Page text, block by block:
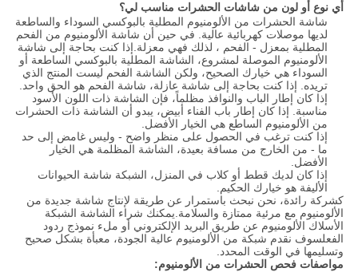
أي نوع أو لون من شاشات الحشرات مناسب لي؟
شاشة الحشرات من الألومنيوم المطلية بالبوكسي السوداء والساطعة
لديها موصلات كهربائية عالية. في حين أن شاشة الألومنيوم من الفحم
المطلية بمعزل - الفحم ، لذلك فهي معزلة.إذا كنت بحاجة إلى شاشة
الألومنيوم الموصلة لمشروع، الشاشة المطلية بالبوكسي الساطعة أو
السوداء هي خيارك الصحيح، ولكن الشاشة الفحم ليست المنتج الذي
تريده. إذا كنت بحاجة إلى شاشة عازلة، شاشة الفحم هو الحق واحد.
إذا كان إطار الباب والنوافذ مظلماً، فإن الشاشة ذات اللون الأسود
مناسبة. إذا كان إطار باب الفناء أبيض، يبدو أن الشاشة ذات الحشرات
من الألومنيوم الساطع هي الخيار الأفضل.
إذا كنت ترغب في الحصول على منظر واضح - وليس غامض إلى حد
ما - من الخارج من مسافة بعيدة، الشاشة المظلمة هي الخيار
الأفضل.
إذا كان لديك قطط أو كلاب في المنزل، الشبكة شاشة الحيوانات
الأليفة هو خيارك الحكيم.
كشركة رائدة، نحن نبحث باستمرار عن طريقة لإنتاج شاشة جديدة من
الألومنيوم مع مرئية ممتازة والسلامة.يمكنك شراء الشاشة الشبكة
الأسلاك الألومنيوم عن طريق البريد الإلكتروني أو ملء نموذج ردود
الفعلسوف نقدم شبكة من الألومنيوم عالية الجودة، معبأة بشكل صحيح
وتسليمها في الوقت المحدد.
مواصفات فحص الحشرات من الألومنيوم: